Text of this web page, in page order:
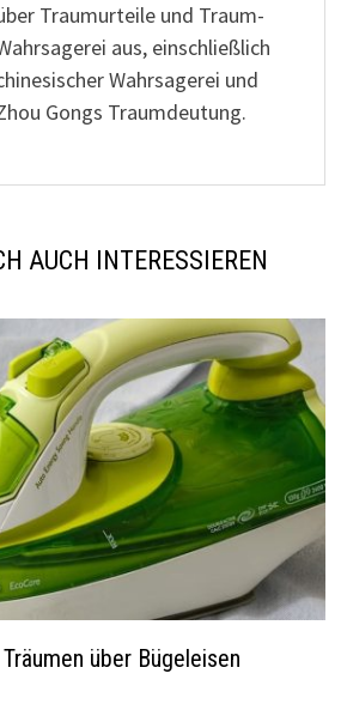
Traumurteile und Traum-
aus, einschließlich
Wahrsagerei und
Gongs Traumdeutung.
AUCH INTERESSIEREN
über Bügeleisen